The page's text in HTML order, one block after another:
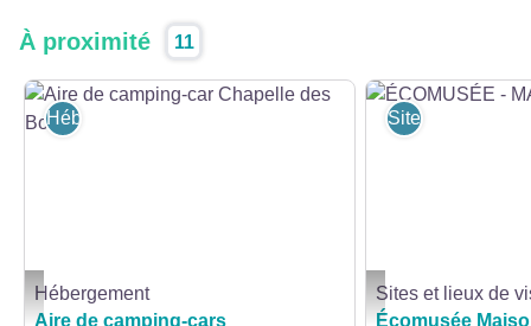
À proximité 11
Aire de camping-car Chapelle des Bois - Aire de camping-car Chapelle des
Hébergement
Hébergement
Aire de camping-cars
ÉCOMUSÉE -
Sites et lieux de
Sites et lieux de
Écomusée